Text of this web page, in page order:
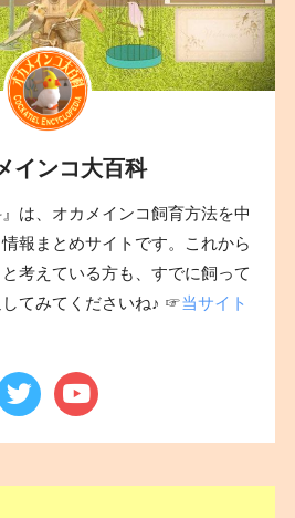
インコ大百科
』は、オカメインコ飼育方法を中
報まとめサイトです。これから
考えている方も、すでに飼って
てみてくださいね♪ ☞当サイト